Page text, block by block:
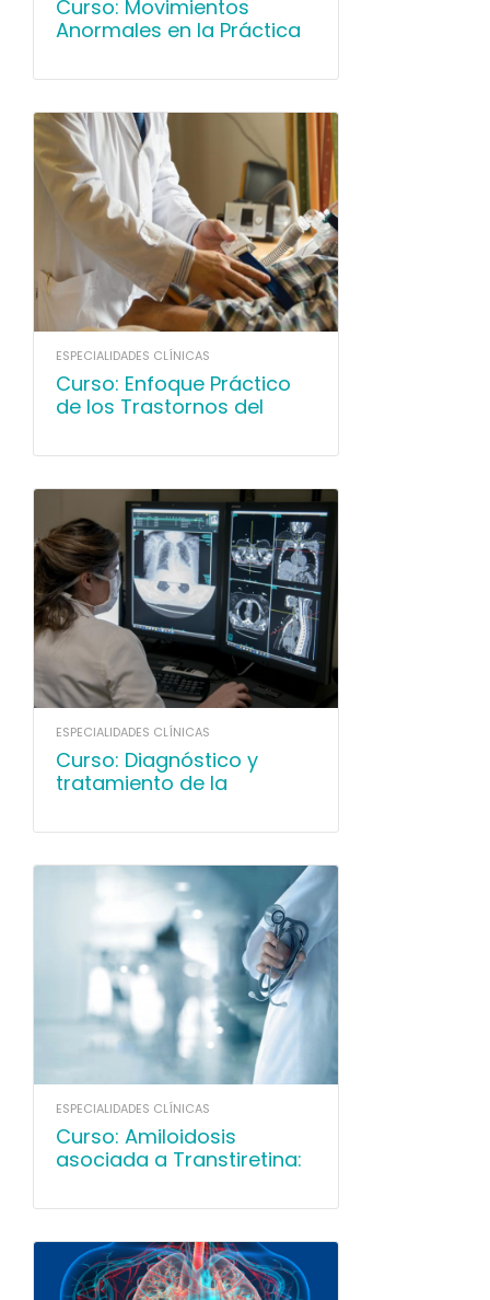
Curso: Movimientos
Anormales en la Práctica
ESPECIALIDADES CLÍNICAS
Curso: Enfoque Práctico
de los Trastornos del
ESPECIALIDADES CLÍNICAS
Curso: Diagnóstico y
tratamiento de la
Tromboembólica Venosa
ESPECIALIDADES CLÍNICAS
Curso: Amiloidosis
asociada a Transtiretina:
las nuevas alternativas